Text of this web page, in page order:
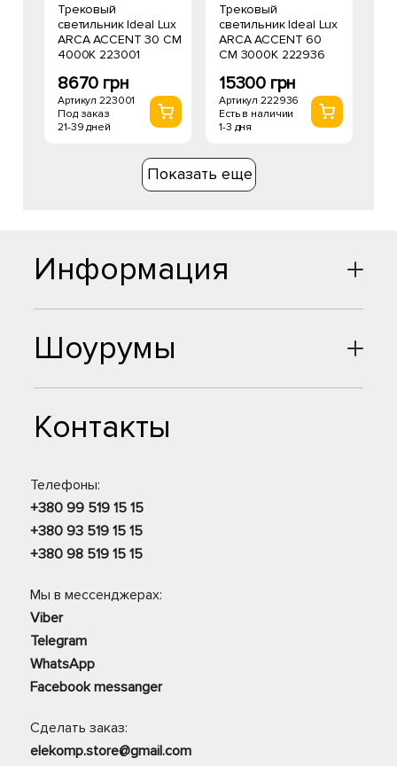
Трековый
светильник Ideal Lux
ARCA ACCENT 30 CM
4000K 223001
8670 грн
Артикул 223001
Под заказ
21-39 дней
Трековый
светильник Ideal Lux
ARCA ACCENT 60
CM 3000K 222936
15300 грн
Артикул 222936
Есть в наличии
1-3 дня
Показать еще
Шоурумы
Контакты
Телефоны:
+380 99 519 15 15
+380 93 519 15 15
+380 98 519 15 15
Мы в мессенджерах:
Viber
Telegram
WhatsApp
Facebook messanger
Сделать заказ:
elekomp.store@gmail.com
Информация